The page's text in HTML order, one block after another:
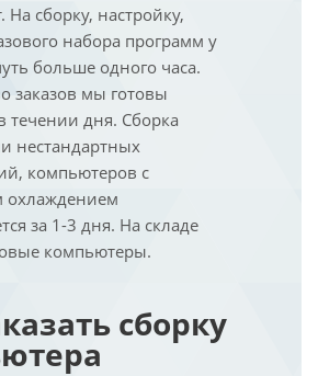
На сборку, настройку,
набора программ у
больше одного часа.
заказов мы готовы
течении дня. Сборка
нестандартных
компьютеров с
охлаждением
за 1-3 дня. На складе
компьютеры.
сборку